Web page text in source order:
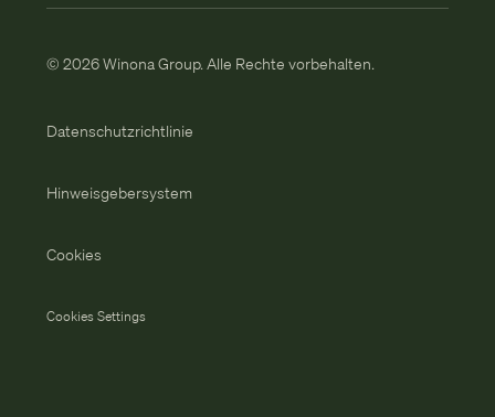
© 2026 Winona Group. Alle Rechte vorbehalten.
Datenschutzrichtlinie
Hinweisgebersystem
Cookies
Cookies Settings